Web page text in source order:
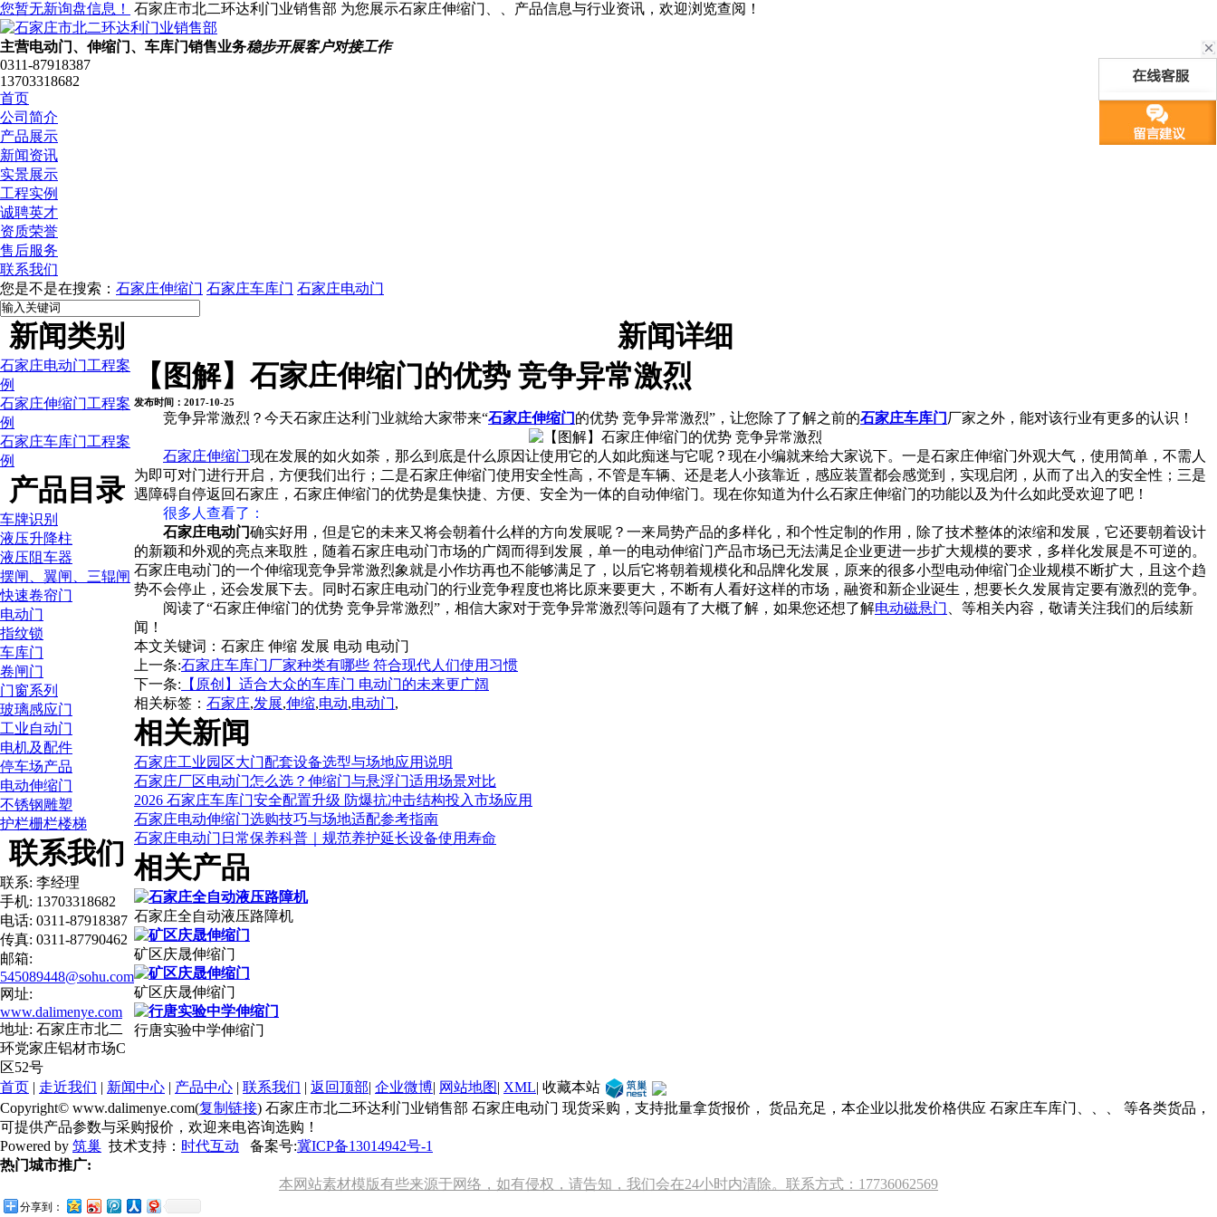
您暂无新询盘信息！ 石家庄市北二环达利门业销售部 为您展示石家庄伸缩门、、产品信息与行业资讯，欢迎浏览查阅！
主营电动门、伸缩门、车库门销售业务稳步开展客户对接工作
0311-87918387
13703318682
首页
公司简介
产品展示
新闻资讯
实景展示
工程实例
诚聘英才
资质荣誉
售后服务
联系我们
您是不是在搜索： 石家庄伸缩门 石家庄车库门 石家庄电动门
新闻类别
石家庄电动门工程案
例
石家庄伸缩门工程案
例
石家庄车库门工程案
例
产品目录
车牌识别
液压升降柱
液压阻车器
摆闸、翼闸、三辊闸
快速卷帘门
电动门
指纹锁
车库门
卷闸门
门窗系列
玻璃感应门
工业自动门
电机及配件
停车场产品
电动伸缩门
不锈钢雕塑
护栏栅栏楼梯
联系我们
联系: 李经理
手机: 13703318682
电话: 0311-87918387
传真: 0311-87790462
邮箱:
545089448@sohu.com
网址:
www.dalimenye.com
地址: 石家庄市北二
环党家庄铝材市场C
区52号
新闻详细
【图解】石家庄伸缩门的优势 竞争异常激烈
发布时间：2017-10-25
竞争异常激烈？今天石家庄达利门业就给大家带来“石家庄伸缩门 的优势 竞争异常激烈”，让您除了了解之前的石家庄车库门 厂家之外，能对该行业有更多的认识！
石家庄伸缩门现在发展的如火如荼，那么到底是什么原因让使用它的人如此痴迷与它呢？现在小编就来给大家说下。一是石家庄伸缩门外观大气，使用简单，不需人
为即可对门进行开启，方便我们出行；二是石家庄伸缩门使用安全性高，不管是车辆、还是老人小孩靠近，感应装置都会感觉到，实现启闭，从而了出入的安全性；三是
遇障碍自停返回石家庄，石家庄伸缩门的优势是集快捷、方便、安全为一体的自动伸缩门。现在你知道为什么石家庄伸缩门的功能以及为什么如此受欢迎了吧！
很多人查看了 ：
石家庄电动门确实好用，但是它的未来又将会朝着什么样的方向发展呢？一来局势产品的多样化，和个性定制的作用，除了技术整体的浓缩和发展，它还要朝着设计
的新颖和外观的亮点来取胜，随着石家庄电动门市场的广阔而得到发展，单一的电动伸缩门产品市场已无法满足企业更进一步扩大规模的要求，多样化发展是不可逆的。
石家庄电动门的一个伸缩现竞争异常激烈象就是小作坊再也不能够满足了，以后它将朝着规模化和品牌化发展，原来的很多小型电动伸缩门企业规模不断扩大，且这个趋
势不会停止，还会发展下去。同时石家庄电动门的行业竞争程度也将比原来要更大，不断有人看好这样的市场，融资和新企业诞生，想要长久发展肯定要有激烈的竞争。
阅读了“石家庄伸缩门的优势 竞争异常激烈”，相信大家对于竞争异常激烈等问题有了大概了解，如果您还想了解电动磁悬门
、等相关内容，敬请关注我们的后续新
闻！
本文关键词： 石家庄 伸缩 发展 电动 电动门
上一条:石家庄车库门厂家种类有哪些 符合现代人们使用习惯
下一条: 【原创】适合大众的车库门 电动门的未来更广阔
相关标签： 石家庄,发展,伸缩,电动,电动门,
相关新闻
石家庄工业园区大门配套设备选型与场地应用说明
石家庄厂区电动门怎么选？伸缩门与悬浮门适用场景对比
2026 石家庄车库门安全配置升级 防爆抗冲击结构投入市场应用
石家庄电动伸缩门选购技巧与场地适配参考指南
石家庄电动门日常保养科普｜规范养护延长设备使用寿命
相关产品
石家庄全自动液压路障机
矿区庆晟伸缩门
矿区庆晟伸缩门
行唐实验中学伸缩门
首页 | 走近我们 | 新闻中心 | 产品中心 | 联系我们 | 返回顶部| 企业微博| 网站地图| XML| 收藏本站
Copyright© www.dalimenye.com(复制链接) 石家庄市北二环达利门业销售部 石家庄电动门 现货采购，支持批量拿货报价， 货品充足，本企业以批发价格供应 石家庄车库门、、、 等各类货品，
可提供产品参数与采购报价，欢迎来电咨询选购！
Powered by 筑巢 技术支持： 时代互动 备案号:冀ICP备13014942号-1
热门城市推广:
本网站素材模版有些来源于网络，如有侵权，请告知，我们会在24小时内清除。联系方式：17736062569
分享到：